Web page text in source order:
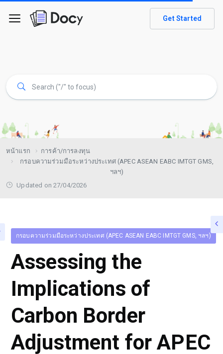
Get Started
หน้าแรก
การค้า/การลงทุน
กรอบความร่วมมือระหว่างประเทศ (APEC ASEAN EABC IMTGT GMS,
ฯลฯ)
Updated on 27/04/2026
กรอบความร่วมมือระหว่างประเทศ (APEC ASEAN EABC IMTGT GMS, ฯลฯ)
Assessing the
Implications of
Carbon Border
Adjustment for APEC